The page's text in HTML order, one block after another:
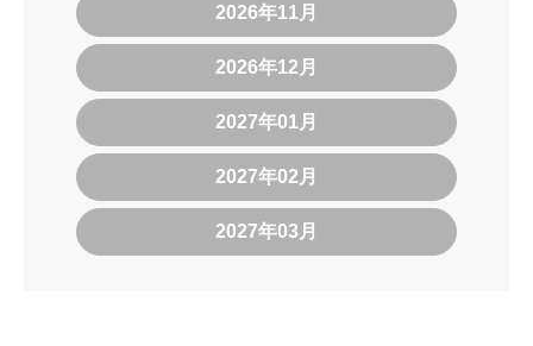
2026年11月
2026年12月
2027年01月
2027年02月
2027年03月